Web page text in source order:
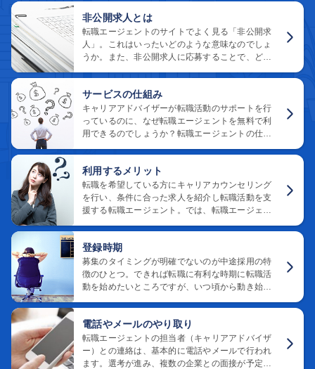
非公開求人とは
転職エージェントのサイトでよく見る「非公開求
人」。これはいったいどのような意味なのでしょ
うか。また、非公開求人に応募することで、どの
サービスの仕組み
キャリアアドバイザーが転職活動のサポートを行
っているのに、なぜ転職エージェントを無料で利
用できるのでしょうか？転職エージェントの仕組
利用するメリット
転職を希望している方にキャリアカウンセリング
を行い、条件に合った求人を紹介し転職活動を支
援する転職エージェント。では、転職エージェン
登録時期
募集のタイミングが明確でないのが中途採用の特
徴のひとつ。できれば転職に有利な時期に転職活
動を始めたいところですが、いつ頃から動き始め
電話やメールのやり取り
転職エージェントの担当者（キャリアアドバイザ
ー）との連絡は、基本的に電話やメールで行われ
ます。選考が進み、複数の企業との面接が予定さ